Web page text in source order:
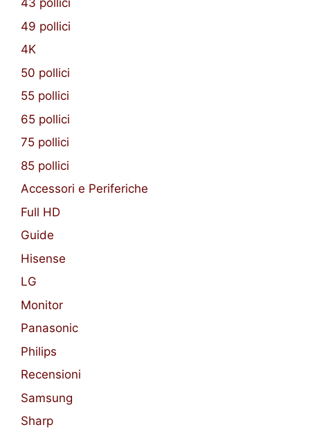
43 pollici
49 pollici
4K
50 pollici
55 pollici
65 pollici
75 pollici
85 pollici
Accessori e Periferiche
Full HD
Guide
Hisense
LG
Monitor
Panasonic
Philips
Recensioni
Samsung
Sharp